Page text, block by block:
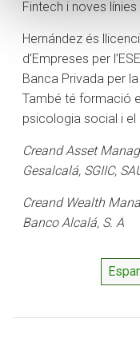
Fintech i noves
Hernández és
d’Empreses per
Banca Privada per
També té formació
psicologia social i el
Creand Asset
Gesalcalá, SGIIC,
Creand Wealth
Banco Alcalá, S. A